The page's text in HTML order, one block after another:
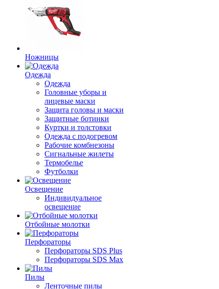
Ножницы
Одежда
Одежда
Головные уборы и
лицевые маски
Защита головы и маски
Защитные ботинки
Куртки и толстовки
Одежда с подогревом
Рабочие комбнезоны
Сигнальные жилеты
Термобелье
Футболки
Освещение
Индивидуальное
освещение
Отбойные молотки
Перфораторы
Перфораторы SDS Plus
Перфораторы SDS Max
Пилы
Ленточные пилы